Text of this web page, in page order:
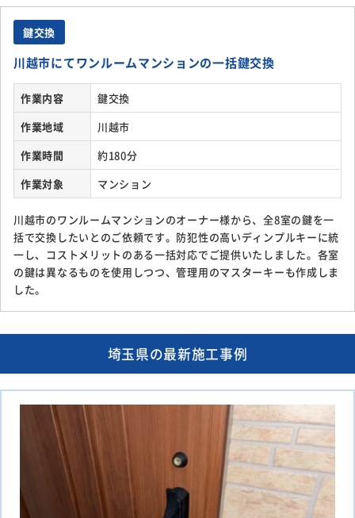
鍵交換
川越市にてワンルームマンションの一括鍵交換
作業内容
鍵交換
作業地域
川越市
作業時間
約180分
作業対象
マンション
川越市のワンルームマンションのオーナー様から、全8室の鍵を一
括で交換したいとのご依頼です。防犯性の高いディンプルキーに統
一し、コストメリットのある一括対応でご提供いたしました。各室
の鍵は異なるものを使用しつつ、管理用のマスターキーも作成しま
した。
埼玉県の最新施工事例